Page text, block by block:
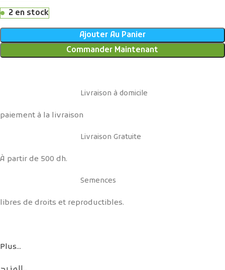
2 en stock
Ajouter Au Panier
Commander Maintenant
Livraison à domicile
paiement à la livraison
Livraison Gratuite
À partir de 500 dh.
Semences
libres de droits et reproductibles.
Plus...